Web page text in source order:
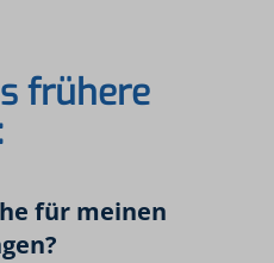
frühere
für meinen